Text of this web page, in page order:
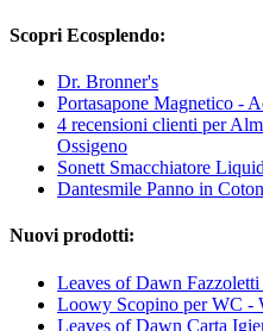
Scopri Ecosplendo:
Dr. Bronner's
Portasapone Magnetico -
4 recensioni clienti per
Ossigeno
Sonett Smacchiatore
Dantesmile Panno in
Nuovi prodotti:
Leaves of Dawn Fazzoletti
Loowy Scopino per WC -
Leaves of Dawn Carta